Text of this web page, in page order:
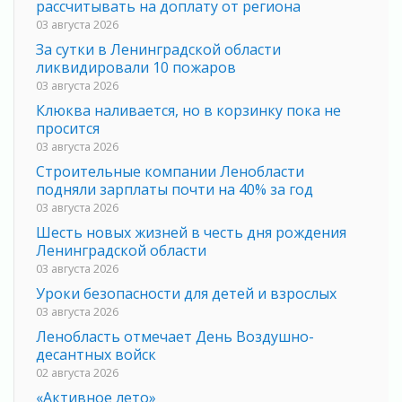
рассчитывать на доплату от региона
03 августа 2026
За сутки в Ленинградской области
ликвидировали 10 пожаров
03 августа 2026
Клюква наливается, но в корзинку пока не
просится
03 августа 2026
Строительные компании Ленобласти
подняли зарплаты почти на 40% за год
03 августа 2026
Шесть новых жизней в честь дня рождения
Ленинградской области
03 августа 2026
Уроки безопасности для детей и взрослых
03 августа 2026
Ленобласть отмечает День Воздушно-
десантных войск
02 августа 2026
«Активное лето»